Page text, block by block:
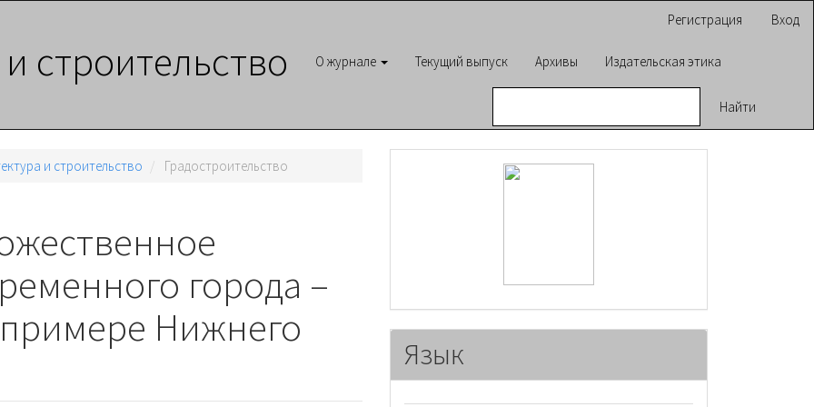
Регистрация Вход
строительство О журнале Текущий выпуск Архивы Издательская этика
Найти
и строительство Градостроительство
города –
Нижнего
Язык